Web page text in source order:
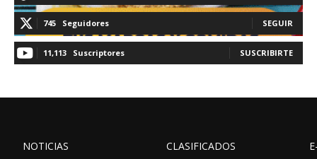
745 Seguidores SEGUIR
11,113 Suscriptores SUSCRIBIRTE
NOTICIAS
CLASIFICADOS